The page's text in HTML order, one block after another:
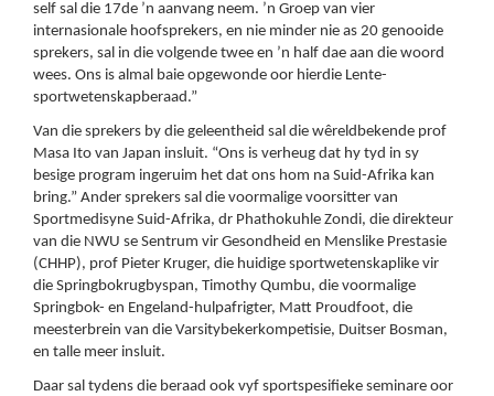
self sal die 17de ’n aanvang neem. ’n Groep van vier
internasionale hoofsprekers, en nie minder nie as 20 genooide
sprekers, sal in die volgende twee en ’n half dae aan die woord
wees. Ons is almal baie opgewonde oor hierdie Lente-
sportwetenskapberaad.”
Van die sprekers by die geleentheid sal die wêreldbekende prof
Masa Ito van Japan insluit. “Ons is verheug dat hy tyd in sy
besige program ingeruim het dat ons hom na Suid-Afrika kan
bring.” Ander sprekers sal die voormalige voorsitter van
Sportmedisyne Suid-Afrika, dr Phathokuhle Zondi, die direkteur
van die NWU se Sentrum vir Gesondheid en Menslike Prestasie
(CHHP), prof Pieter Kruger, die huidige sportwetenskaplike vir
die Springbokrugbyspan, Timothy Qumbu, die voormalige
Springbok- en Engeland-hulpafrigter, Matt Proudfoot, die
meesterbrein van die Varsitybekerkompetisie, Duitser Bosman,
en talle meer insluit.
Daar sal tydens die beraad ook vyf sportspesifieke seminare oor